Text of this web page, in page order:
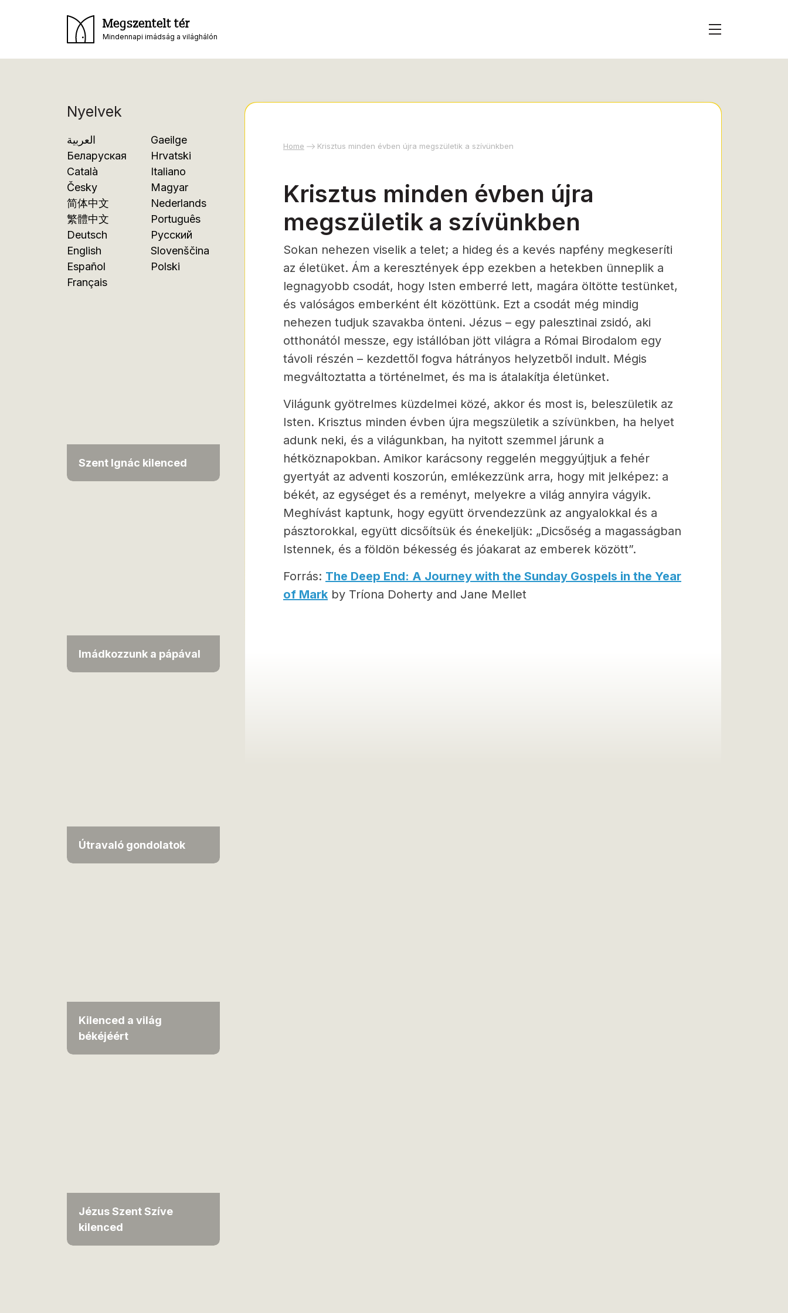
Megszentelt tér
Mindennapi imádság a világhálón
Nyelvek
العربية
Беларуская
Català
Česky
简体中文
繁體中文
Deutsch
English
Español
Français
Gaeilge
Hrvatski
Italiano
Magyar
Nederlands
Português
Русский
Slovenščina
Polski
Szent Ignác kilenced
Imádkozzunk a pápával
Útravaló gondolatok
Kilenced a világ
békéjéért
Jézus Szent Szíve
kilenced
Home Krisztus minden évben újra megszületik a szívünkben
Krisztus minden évben újra
megszületik a szívünkben
Sokan nehezen viselik a telet; a hideg és a kevés napfény megkeseríti
az életüket. Ám a keresztények épp ezekben a hetekben ünneplik a
legnagyobb csodát, hogy Isten emberré lett, magára öltötte testünket,
és valóságos emberként élt közöttünk. Ezt a csodát még mindig
nehezen tudjuk szavakba önteni. Jézus – egy palesztinai zsidó, aki
otthonától messze, egy istállóban jött világra a Római Birodalom egy
távoli részén – kezdettől fogva hátrányos helyzetből indult. Mégis
megváltoztatta a történelmet, és ma is átalakítja életünket.
Világunk gyötrelmes küzdelmei közé, akkor és most is, beleszületik az
Isten. Krisztus minden évben újra megszületik a szívünkben, ha helyet
adunk neki, és a világunkban, ha nyitott szemmel járunk a
hétköznapokban. Amikor karácsony reggelén meggyújtjuk a fehér
gyertyát az adventi koszorún, emlékezzünk arra, hogy mit jelképez: a
békét, az egységet és a reményt, melyekre a világ annyira vágyik.
Meghívást kaptunk, hogy együtt örvendezzünk az angyalokkal és a
pásztorokkal, együtt dicsőítsük és énekeljük: „Dicsőség a magasságban
Istennek, és a földön békesség és jóakarat az emberek között”.
Forrás: The Deep End: A Journey with the Sunday Gospels in the Year
of Mark by Tríona Doherty and Jane Mellet